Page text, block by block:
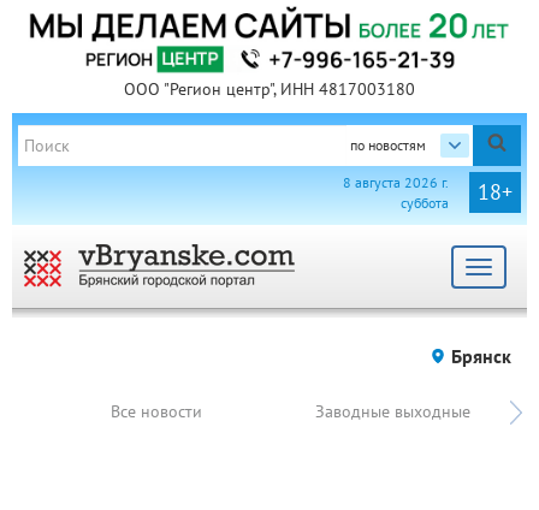
ООО "Регион центр", ИНН 4817003180
по новостям
18+
8 августа 2026 г.
суббота
Toggle
Брянск
Все новости Заводные выходные